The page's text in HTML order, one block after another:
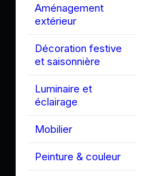
Aménagement
extérieur
Décoration festive
et saisonnière
Luminaire et
éclairage
Mobilier
Peinture & couleur